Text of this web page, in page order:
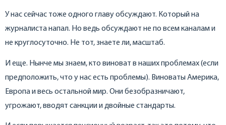
У нас сейчас тоже одного главу обсуждают. Который на
журналиста напал. Но ведь обсуждают не по всем каналам и
не круглосуточно. Не тот, знаете ли, масштаб.
И еще. Нынче мы знаем, кто виноват в наших проблемах (если
предположить, что у нас есть проблемы). Виноваты Америка,
Европа и весь остальной мир. Они безобразничают,
угрожают, вводят санкции и двойные стандарты.